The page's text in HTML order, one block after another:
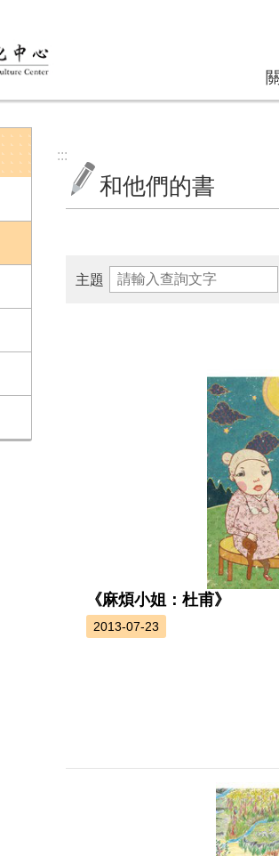
:::
和他們的書
主題
《麻煩小姐：杜甫》
2013-07-23